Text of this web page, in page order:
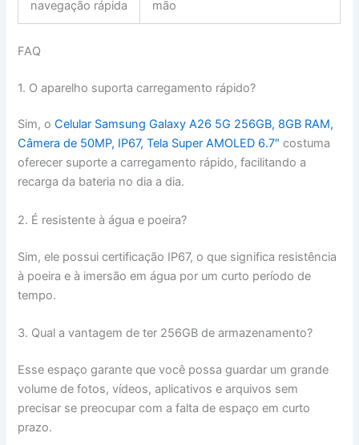
navegação rápida
mão
FAQ
1. O aparelho suporta carregamento rápido?
Sim, oCelular Samsung Galaxy A26 5G 256GB, 8GB RAM,
Câmera de 50MP, IP67, Tela Super AMOLED 6.7″ costuma
oferecer suporte a carregamento rápido, facilitando a
recarga da bateria no dia a dia.
2. É resistente à água e poeira?
Sim, ele possui certificação IP67, o que significa resistência
à poeira e à imersão em água por um curto período de
tempo.
3. Qual a vantagem de ter 256GB de armazenamento?
Esse espaço garante que você possa guardar um grande
volume de fotos, vídeos, aplicativos e arquivos sem
precisar se preocupar com a falta de espaço em curto
prazo.